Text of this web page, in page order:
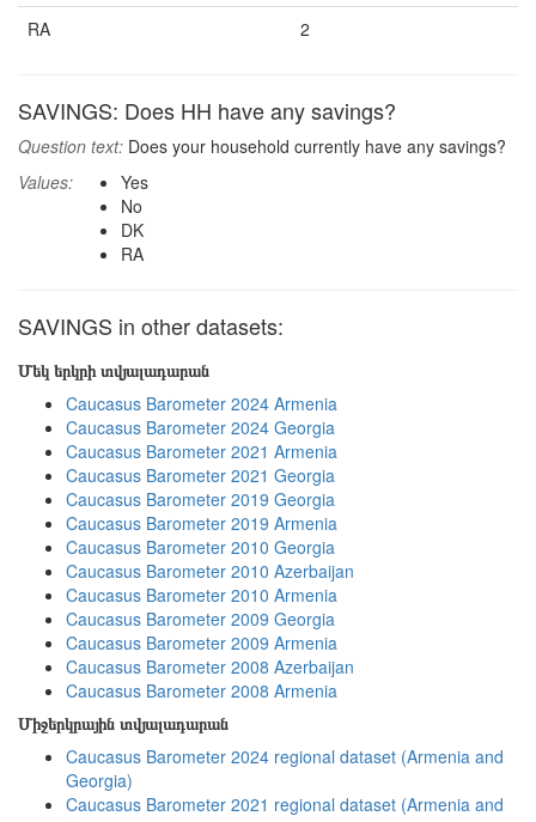
RA
2
SAVINGS: Does HH have any savings?
Question text: Does your household currently have any savings?
Values:
Yes
No
DK
RA
SAVINGS in other datasets:
Մեկ երկրի տվյալադարան
Caucasus Barometer 2024 Armenia
Caucasus Barometer 2024 Georgia
Caucasus Barometer 2021 Armenia
Caucasus Barometer 2021 Georgia
Caucasus Barometer 2019 Georgia
Caucasus Barometer 2019 Armenia
Caucasus Barometer 2010 Georgia
Caucasus Barometer 2010 Azerbaijan
Caucasus Barometer 2010 Armenia
Caucasus Barometer 2009 Georgia
Caucasus Barometer 2009 Armenia
Caucasus Barometer 2008 Azerbaijan
Caucasus Barometer 2008 Armenia
Միջերկրային տվյալադարան
Caucasus Barometer 2024 regional dataset (Armenia and
Georgia)
Caucasus Barometer 2021 regional dataset (Armenia and